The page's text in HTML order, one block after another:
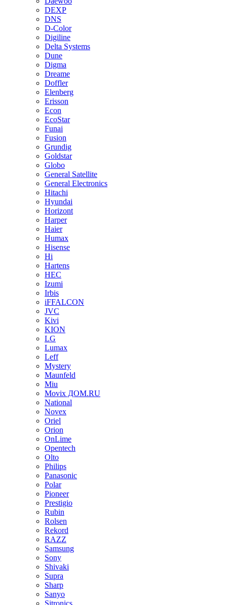
DEXP
DNS
D-Color
Digiline
Delta Systems
Dune
Digma
Dreame
Doffler
Elenberg
Erisson
Econ
EcoStar
Funai
Fusion
Grundig
Goldstar
Globo
General Satellite
General Electronics
Hitachi
Hyundai
Horizont
Harper
Haier
Humax
Hisense
Hi
Hartens
HEC
Izumi
Irbis
iFFALCON
JVC
Kivi
KION
LG
Lumax
Leff
Mystery
Maunfeld
Miu
Movix ДОМ.RU
National
Novex
Oriel
Orion
OnLime
Opentech
Olto
Philips
Panasonic
Polar
Pioneer
Prestigio
Rubin
Rolsen
Rekord
RAZZ
Samsung
Sony
Shivaki
Supra
Sharp
Sanyo
Sitronics